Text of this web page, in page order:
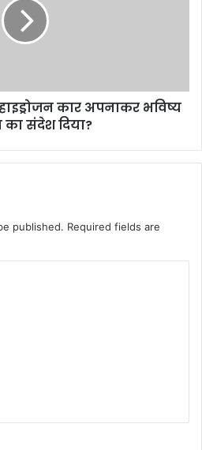
कार अपनाकर भविष्य
संदेश दिया?
published. Required fields are